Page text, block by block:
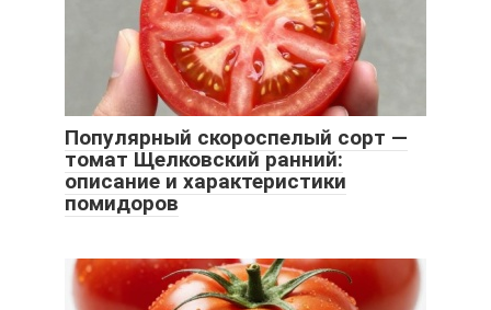
Популярный скороспелый сорт —
томат Щелковский ранний:
описание и характеристики
помидоров